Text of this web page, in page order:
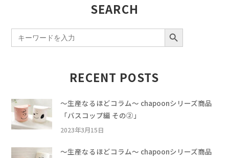
SEARCH
Search
for:
SEARCH BUTTON
RECENT POSTS
〜生産なるほどコラム〜 chapoonシリーズ商品
「バスコップ編 その②」
2023年3月15日
〜生産なるほどコラム〜 chapoonシリーズ商品